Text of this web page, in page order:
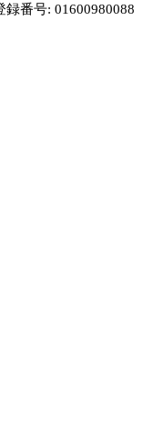
番号: 01600980088